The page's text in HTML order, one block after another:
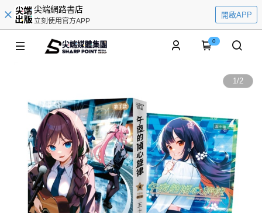
尖端網路書店
立刻使用官方APP
開啟APP
0
1/2